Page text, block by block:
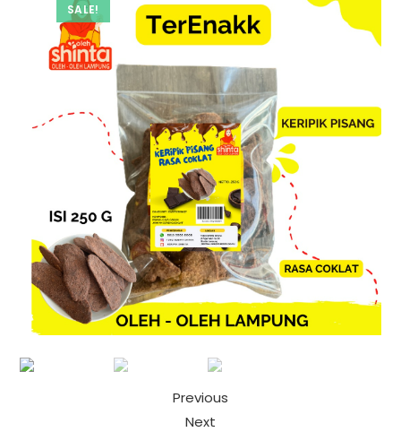
SALE!
Previous
Next